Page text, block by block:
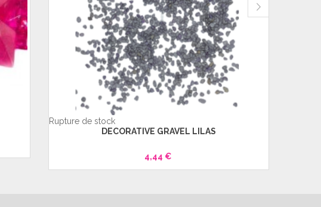
Rupture de stock
DECORATIVE GRAVEL LILAS
4,44 €